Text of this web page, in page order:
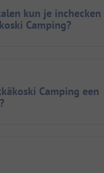
kun je inchecken
Camping?
Camping een